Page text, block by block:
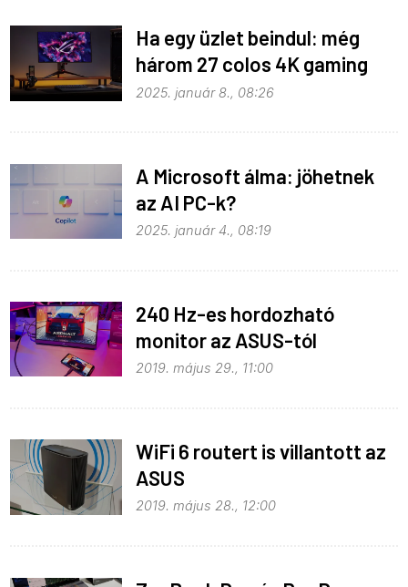
Ha egy üzlet beindul: még
három 27 colos 4K gaming
OLED monitor érkezett
2025. január 8., 08:26
A Microsoft álma: jöhetnek
az AI PC-k?
2025. január 4., 08:19
240 Hz-es hordozható
monitor az ASUS-tól
2019. május 29., 11:00
WiFi 6 routert is villantott az
ASUS
2019. május 28., 12:00